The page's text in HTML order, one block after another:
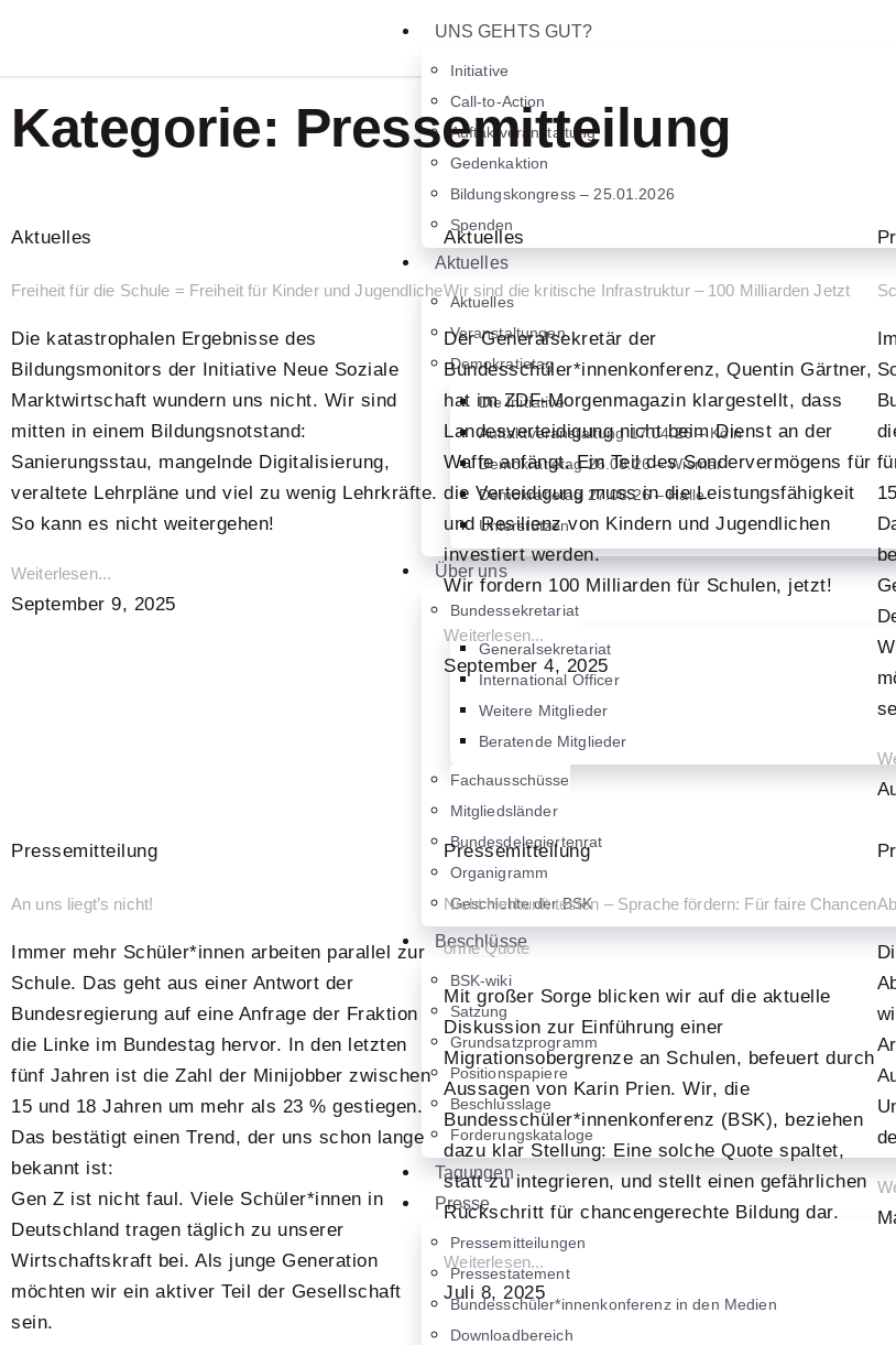
UNS GEHTS GUT?
Initiative
Call-to-Action
Auftaktveranstaltung
Gedenkaktion
Bildungskongress – 25.01.2026
Spenden
Aktuelles
Aktuelles
Veranstaltungen
Demokratietag
Die Initiative
Auftaktveranstaltung 17.04.26 – Köln
Demokratietag 26.08.26 – Wismar
Demokratietag 27.08.26 – Halle
Unterstützen
Über uns
Bundessekretariat
Generalsekretariat
International Officer
Weitere Mitglieder
Beratende Mitglieder
Fachausschüsse
Mitgliedsländer
Bundesdelegiertenrat
Organigramm
Geschichte der BSK
Beschlüsse
BSK-wiki
Satzung
Grundsatzprogramm
Positionspapiere
Beschlusslage
Forderungskataloge
Tagungen
Presse
Pressemitteilungen
Pressestatement
Bundesschüler*innenkonferenz in den Medien
Downloadbereich
Kategorie: Pressemitteilung
Aktuelles
Freiheit für die Schule = Freiheit für Kinder und Jugendliche
Die katastrophalen Ergebnisse des
Bildungsmonitors der Initiative Neue Soziale
Marktwirtschaft wundern uns nicht. Wir sind
mitten in einem Bildungsnotstand:
Sanierungsstau, mangelnde Digitalisierung,
veraltete Lehrpläne und viel zu wenig Lehrkräfte.
So kann es nicht weitergehen!
Weiterlesen...
September 9, 2025
Aktuelles
Wir sind die kritische Infrastruktur – 100 Milliarden Jetzt
Der Generalsekretär der
Bundesschüler*innenkonferenz, Quentin Gärtner,
hat im ZDF-Morgenmagazin klargestellt, dass
Landesverteidigung nicht beim Dienst an der
Waffe anfängt. Ein Teil des Sondervermögens für
die Verteidigung muss in die Leistungsfähigkeit
und Resilienz von Kindern und Jugendlichen
investiert werden.
Wir fordern 100 Milliarden für Schulen, jetzt!
Weiterlesen...
September 4, 2025
Pressemitteilung
An uns liegt’s nicht!
Immer mehr Schüler*innen arbeiten parallel zur
Schule. Das geht aus einer Antwort der
Bundesregierung auf eine Anfrage der Fraktion
die Linke im Bundestag hervor. In den letzten
fünf Jahren ist die Zahl der Minijobber zwischen
15 und 18 Jahren um mehr als 23 % gestiegen.
Das bestätigt einen Trend, der uns schon lange
bekannt ist:
Gen Z ist nicht faul. Viele Schüler*innen in
Deutschland tragen täglich zu unserer
Wirtschaftskraft bei. Als junge Generation
möchten wir ein aktiver Teil der Gesellschaft
sein.
Pressemitteilung
Nicht Herkunft testen – Sprache fördern: Für faire Chancen
ohne Quote
Mit großer Sorge blicken wir auf die aktuelle
Diskussion zur Einführung einer
Migrationsobergrenze an Schulen, befeuert durch
Aussagen von Karin Prien. Wir, die
Bundesschüler*innenkonferenz (BSK), beziehen
dazu klar Stellung: Eine solche Quote spaltet,
statt zu integrieren, und stellt einen gefährlichen
Rückschritt für chancengerechte Bildung dar.
Weiterlesen...
Juli 8, 2025